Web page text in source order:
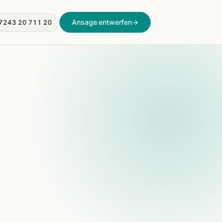
20 711 20 Ansage entwerfen→